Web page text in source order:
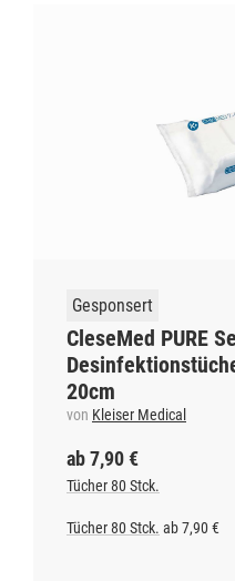
Gesponsert
CleseMed PURE
20cm
von Kleiser Medical
ab 7,90 €
Tücher 80 Stck.
Tücher 80 Stck. ab 7,90 €